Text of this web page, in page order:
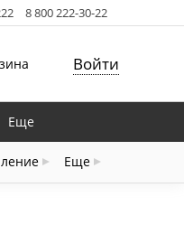
8 800 222-30-22
Войти
Еще
Еще